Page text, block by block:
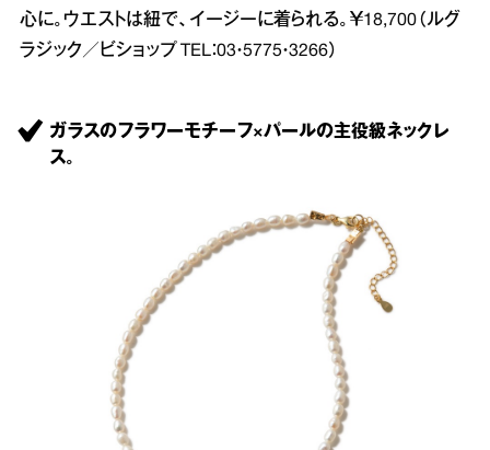
心に。ウエストは紐で、イージーに着られる。￥18,700（ルグ
ラジック／ビショップ TEL：03・5775・3266）
ガラスのフラワーモチーフ×パールの主役級ネックレ
ス。